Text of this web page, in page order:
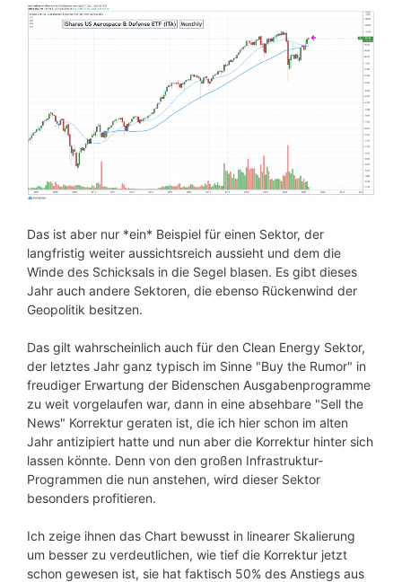
Das ist aber nur *ein* Beispiel für einen Sektor, der
langfristig weiter aussichtsreich aussieht und dem die
Winde des Schicksals in die Segel blasen. Es gibt dieses
Jahr auch andere Sektoren, die ebenso Rückenwind der
Geopolitik besitzen.
Das gilt wahrscheinlich auch für den Clean Energy Sektor,
der letztes Jahr ganz typisch im Sinne "Buy the Rumor" in
freudiger Erwartung der Bidenschen Ausgabenprogramme
zu weit vorgelaufen war, dann in eine absehbare "Sell the
News" Korrektur geraten ist, die ich hier schon im alten
Jahr antizipiert hatte und nun aber die Korrektur hinter sich
lassen könnte. Denn von den großen Infrastruktur-
Programmen die nun anstehen, wird dieser Sektor
besonders profitieren.
Ich zeige ihnen das Chart bewusst in linearer Skalierung
um besser zu verdeutlichen, wie tief die Korrektur jetzt
schon gewesen ist, sie hat faktisch 50% des Anstiegs aus